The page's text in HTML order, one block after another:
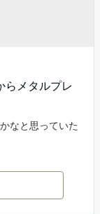
らメタルプレ
なと思っていた